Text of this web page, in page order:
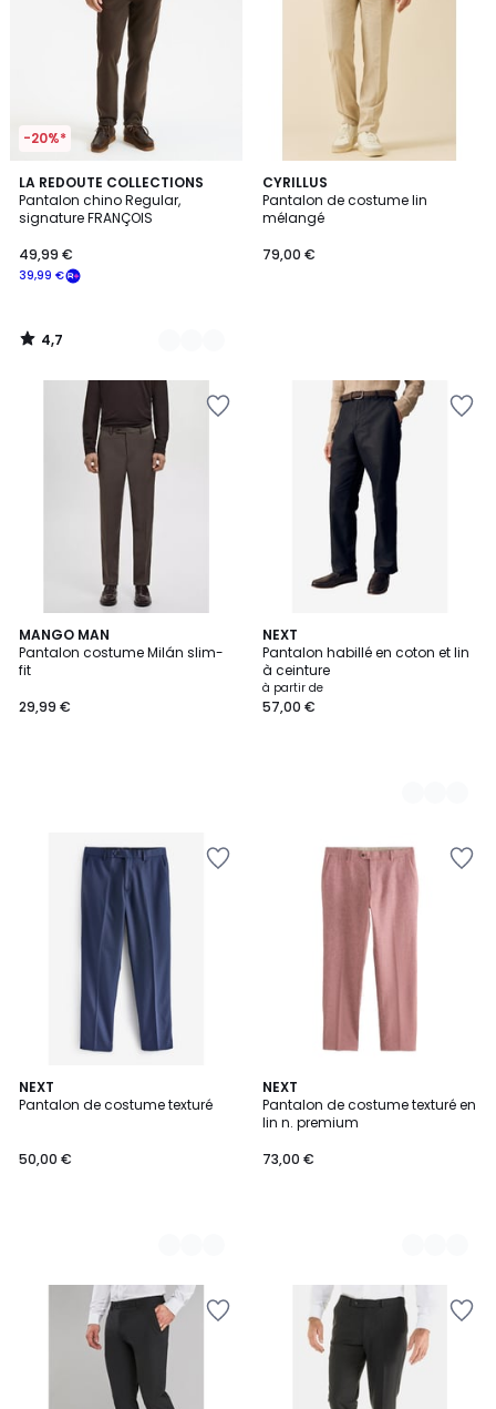
-20%*
LA REDOUTE COLLECTIONS
Pantalon chino Regular,
signature FRANÇOIS
39,99 €
49,99 €
4,7
/ 5
6
Couleurs
4,7
/
CYRILLUS
Pantalon de costume lin
mélangé
79,00 €
MANGO MAN
Pantalon costume Milán slim-
fit
29,99 €
NEXT
Pantalon habillé en coton et lin
à ceinture
à partir de
57,00 €
9
Couleurs
NEXT
Pantalon de costume texturé
50,00 €
4
Couleurs
NEXT
Pantalon de costume texturé en
lin n. premium
73,00 €
3
Couleurs